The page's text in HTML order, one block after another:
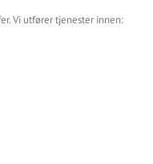
Vi utfører tjenester innen: